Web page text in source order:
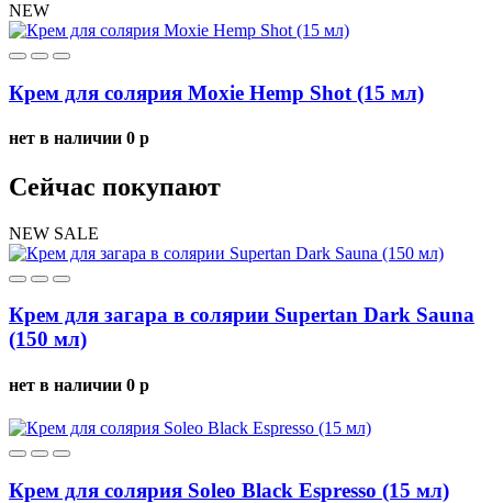
NEW
Крем для солярия Moxie Hemp Shot (15 мл)
нет в наличии 0 p
Сейчас покупают
NEW SALE
Крем для загара в солярии Supertan Dark Sauna
(150 мл)
нет в наличии 0 p
Крем для солярия Soleo Black Espresso (15 мл)